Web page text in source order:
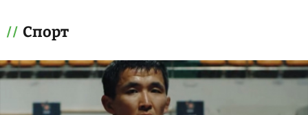
Спорт